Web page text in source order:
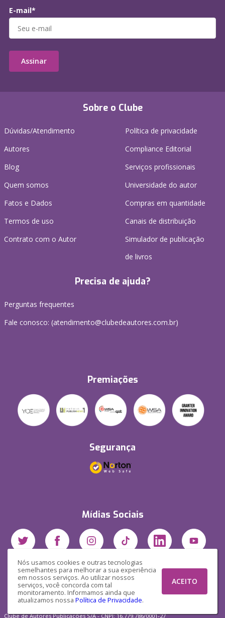
Nós usamos cookies e outras tecnologias
semelhantes para melhorar a sua experiência
em nossos serviços. Ao utilizar nossos
serviços, você concorda com tal
monitoramento. Informamos ainda que
atualizamos nossa Política de Privacidade.
ACEITO
Sobre o Clube
Dúvidas/Atendimento
Autores
Blog
Quem somos
Fatos e Dados
Termos de uso
Contrato com o Autor
Política de privacidade
Compliance Editorial
Serviços profissionais
Universidade do autor
Compras em quantidade
Canais de distribuição
Simulador de publicação
de livros
Precisa de ajuda?
Perguntas frequentes
Fale conosco: (atendimento@clubedeautores.com.br)
Premiações
Segurança
Mídias Sociais
E-mail*
Assinar
Clube de Autores Publicações S/A - CNPJ: 16.779.786/0001-27